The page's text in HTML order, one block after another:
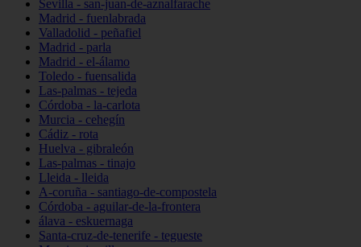
Sevilla - san-juan-de-aznalfarache
Madrid - fuenlabrada
Valladolid - peñafiel
Madrid - parla
Madrid - el-álamo
Toledo - fuensalida
Las-palmas - tejeda
Córdoba - la-carlota
Murcia - cehegín
Cádiz - rota
Huelva - gibraleón
Las-palmas - tinajo
Lleida - lleida
A-coruña - santiago-de-compostela
Córdoba - aguilar-de-la-frontera
álava - eskuernaga
Santa-cruz-de-tenerife - tegueste